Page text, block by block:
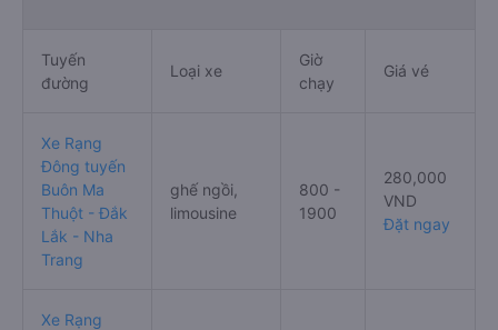
Tuyến
đường
Loại xe
Giờ
chạy
Giá vé
Xe Rạng
Đông tuyến
Buôn Ma
Thuột - Đắk
Lắk - Nha
Trang
ghế ngồi,
limousine
800 -
1900
280,000
VND
Đặt ngay
Xe Rạng